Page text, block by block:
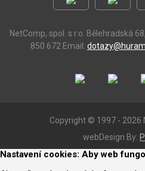
NetComp, spol. s r.o. Bělehradská
850 672 Email:
Copyright © 1997 - 2026
webDesign By:
Nastavení cookies: Aby web